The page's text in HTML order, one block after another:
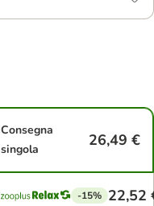
Consegna
singola
26,49 €
-15% 22,52